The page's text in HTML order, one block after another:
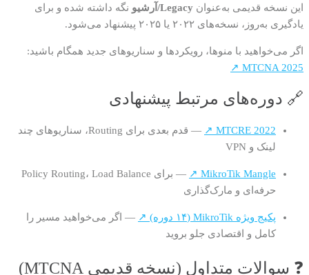
این نسخه قدیمی به‌عنوان Legacy/آرشیو
نگه داشته شده و برای
یادگیری به‌روز، نسخه‌های ۲۰۲۲ یا ۲۰۲۵ پیشنهاد می‌شود.
اگر می‌خواهید با منوها، رویکردها و سناریوهای جدید همگام باشید:
MTCNA 2025 ↗
🔗 دوره‌های مرتبط پیشنهادی
MTCRE 2022 ↗
— قدم بعدی برای Routing، سناریوهای چند
لینک و VPN
MikroTik Mangle ↗
— برای Policy Routing، Load Balance
حرفه‌ای و مارک‌گذاری
پکیج ویژه MikroTik (۱۴ دوره) ↗
— اگر می‌خواهید مسیر را
کامل و اقتصادی جلو بروید
❓ سوالات متداول (نسخه قدیمی MTCNA)